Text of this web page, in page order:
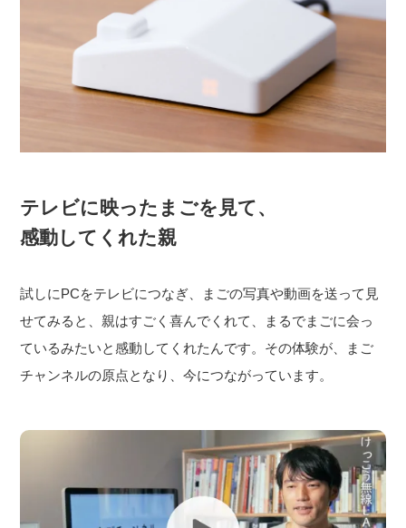
テレビに映ったまごを見て、
感動してくれた親
試しにPCをテレビにつなぎ、まごの写真や動画を送って見
せてみると、親はすごく喜んでくれて、まるでまごに会っ
ているみたいと感動してくれたんです。その体験が、まご
チャンネルの原点となり、今につながっています。